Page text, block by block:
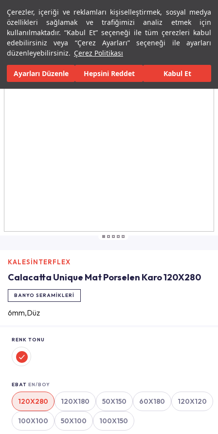
Çerezler, içeriği ve reklamları kişiselleştirmek, sosyal medya
özellikleri sağlamak ve trafiğimizi analiz etmek için
kullanılmaktadır. “Kabul Et” seçeneği ile tüm çerezleri kabul
edebilirsiniz veya “Çerez Ayarları” seçeneği ile ayarları
düzenleyebilirsiniz. Çerez Politikası
Ayarları Düzenle Hepsini Reddet Kabul Et
Menü Menü
Ana Sayfa Karolar Konut İçi Alanlar Banyo Seramikleri
Tüm Görseller(5)
KALESİNTERFLEX
Calacatta Unique Mat Porselen Karo 120X280
BANYO SERAMIKLERI
6mm,Düz
RENK TONU
EBAT EN/BOY
120X280 120X180 50X150 60X180 120X120
100X100 50X100 100X150